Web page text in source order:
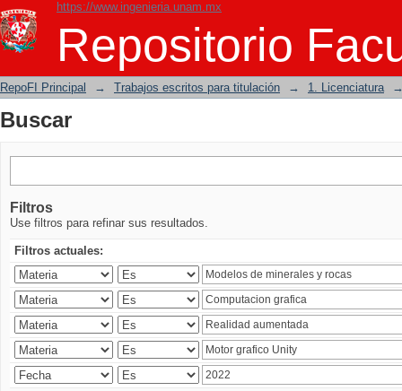
https://www.ingenieria.unam.mx
Repositorio
Buscar
RepoFI Principal → Trabajos escritos para titulación → 1. Licenciatura
Buscar
Filtros
Use filtros para refinar sus resultados.
Filtros actuales: